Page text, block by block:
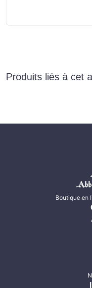
Produits liés à cet
Boutique en